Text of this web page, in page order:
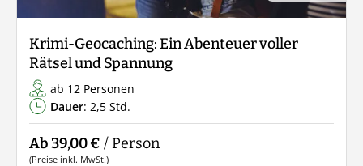
Krimi-Geocaching: Ein Abenteuer voller
Rätsel und Spannung
ab 12 Personen
Dauer: 2,5 Std.
Ab 39,00 € / Person
(Preise inkl. MwSt.)